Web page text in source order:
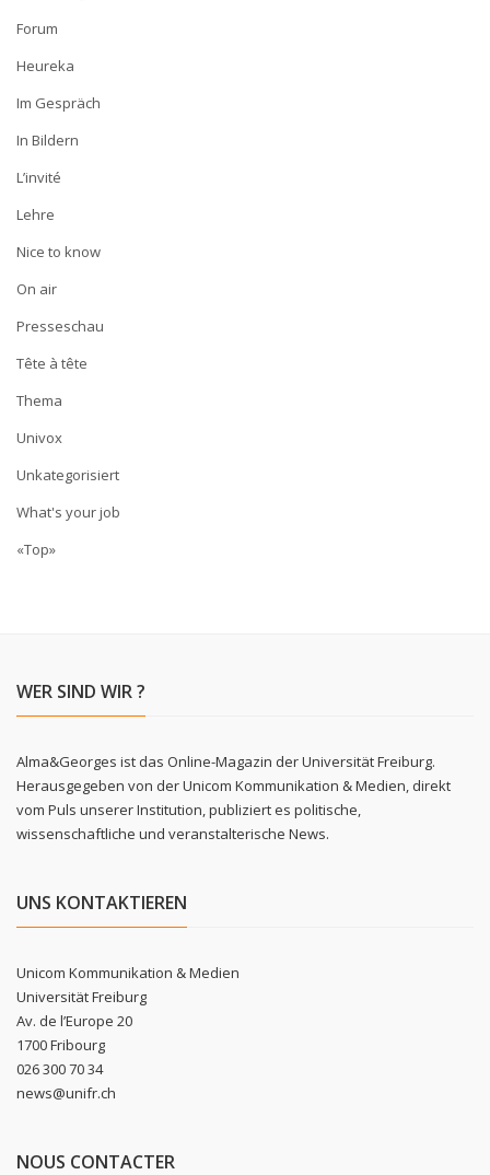
Forum
Heureka
Im Gespräch
In Bildern
L’invité
Lehre
Nice to know
On air
Presseschau
Tête à tête
Thema
Univox
Unkategorisiert
What's your job
«Top»
WER SIND WIR ?
Alma&Georges ist das Online-Magazin der Universität Freiburg.
Herausgegeben von der Unicom Kommunikation & Medien, direkt
vom Puls unserer Institution, publiziert es politische,
wissenschaftliche und veranstalterische News.
UNS KONTAKTIEREN
Unicom Kommunikation & Medien
Universität Freiburg
Av. de l’Europe 20
1700 Fribourg
026 300 70 34
news@unifr.ch
NOUS CONTACTER